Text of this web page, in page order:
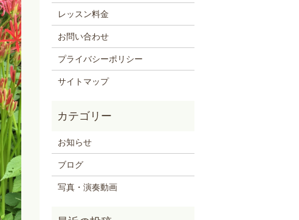
レッスン料金
お問い合わせ
プライバシーポリシー
サイトマップ
お知らせ
ブログ
写真・演奏動画